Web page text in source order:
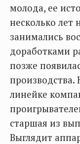
молода, ее
несколько лет
занимались
доработками
позже
линейке
старшая из
Выглядит